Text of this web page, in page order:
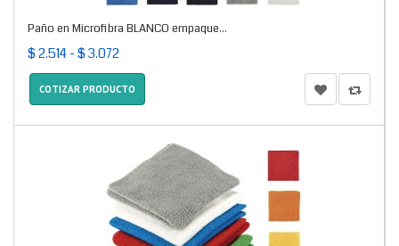
Paño en Microfibra BLANCO empaque...
$ 2.514 - $ 3.072
COTIZAR PRODUCTO